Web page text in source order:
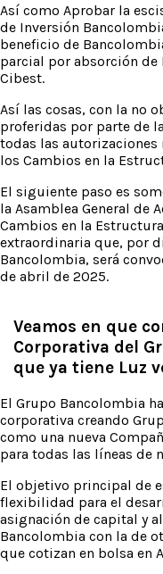
Así como Aprobar la
de Inversión
beneficio de
parcial por absorción de
Cibest.
Así las cosas, con la no
proferidas por parte de
todas las
los Cambios en la
El siguiente paso es
la Asamblea General de
Cambios en la
extraordinaria que, por
Bancolombia, será
de abril de 2025.
Veamos en que
Corporativa del
que ya tiene Luz
El Grupo Bancolombia
corporativa creando
como una nueva
para todas las líneas de
El objetivo principal de
flexibilidad para el
asignación de capital y
Bancolombia con la de
que cotizan en bolsa en